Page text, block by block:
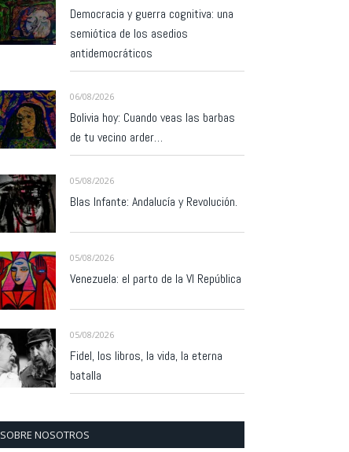
Democracia y guerra cognitiva: una
semiótica de los asedios
antidemocráticos
06/08/2026
Bolivia hoy: Cuando veas las barbas
de tu vecino arder…
05/08/2026
Blas Infante: Andalucía y Revolución.
05/08/2026
Venezuela: el parto de la VI República
05/08/2026
Fidel, los libros, la vida, la eterna
batalla
SOBRE NOSOTROS